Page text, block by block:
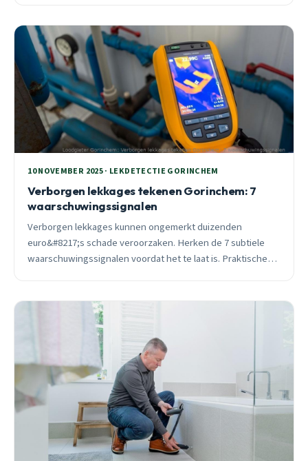
10 NOVEMBER 2025 · LEKDETECTIE GORINCHEM
Verborgen lekkages tekenen Gorinchem: 7
waarschuwingssignalen
Verborgen lekkages kunnen ongemerkt duizenden
euro&#8217;s schade veroorzaken. Herken de 7 subtiele
waarschuwingssignalen voordat het te laat is. Praktische